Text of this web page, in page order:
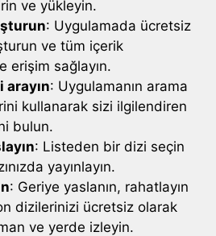
ve yükleyin.
: Uygulamada ücretsiz
ve tüm içerik
erişim sağlayın.
: Uygulamanın arama
kullanarak sizi ilgilendiren
bulun.
: Listeden bir dizi seçin
yayınlayın.
: Geriye yaslanın, rahatlayın
dizilerinizi ücretsiz olarak
ve yerde izleyin.